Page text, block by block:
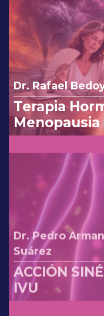
Dr. Rafael
Terapia
Menopausia
la FDA.
Dr. Pedro
Suárez
ACCIÓN
IVU